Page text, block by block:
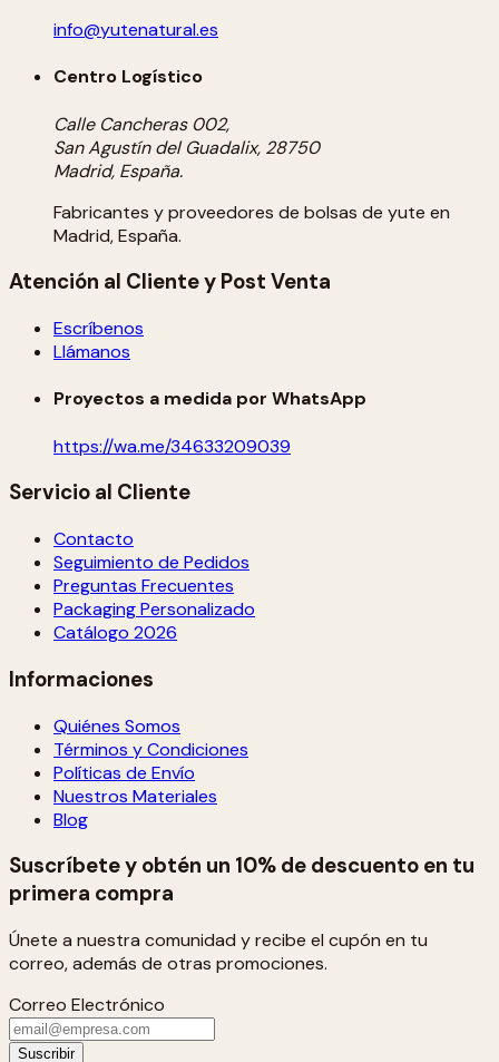
info@yutenatural.es
Centro Logístico
Calle Cancheras 002,
San Agustín del Guadalix, 28750
Madrid, España.
Fabricantes y proveedores de bolsas de yute en
Madrid, España.
Atención al Cliente y Post Venta
Escríbenos
Llámanos
Proyectos a medida por WhatsApp
https://wa.me/34633209039
Servicio al Cliente
Contacto
Seguimiento de Pedidos
Preguntas Frecuentes
Packaging Personalizado
Catálogo 2026
Informaciones
Quiénes Somos
Términos y Condiciones
Políticas de Envío
Nuestros Materiales
Blog
Suscríbete y obtén un 10% de descuento en tu
primera compra
Únete a nuestra comunidad y recibe el cupón en tu
correo, además de otras promociones.
Correo Electrónico
Suscribir